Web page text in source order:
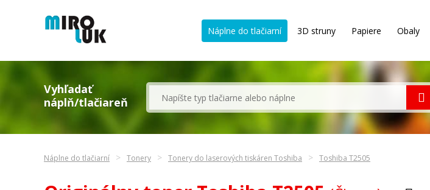
Náplne do tlačiarní 3D struny Papiere Obaly
Vyhľadať
náplň/tlačiareň
Náplne do tlačiarní Tonery Tonery do laserových tiskáren Toshiba Toshiba T2505